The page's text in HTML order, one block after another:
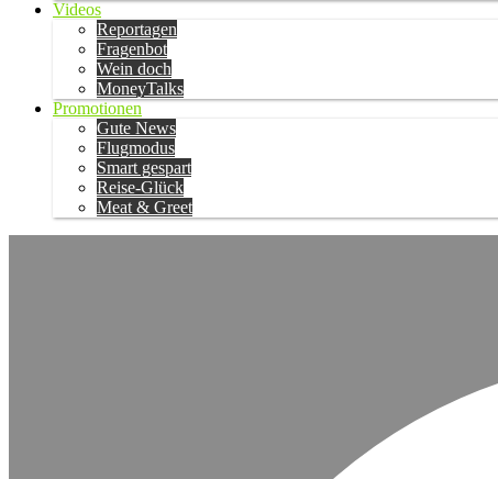
Videos
Reportagen
Fragenbot
Wein doch
MoneyTalks
Promotionen
Gute News
Flugmodus
Smart gespart
Reise-Glück
Meat & Greet